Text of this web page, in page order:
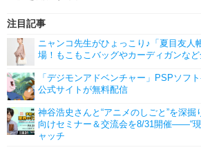
注目記事
ニャンコ先生がひょっこり♪「夏目友人
場！もこもこバッグやカーディガンなど
「デジモンアドベンチャー」PSPソフ
公式サイトが無料配信
神谷浩史さんと“アニメのしごと”を深
向けセミナー＆交流会を8/31開催――“
ャッチ